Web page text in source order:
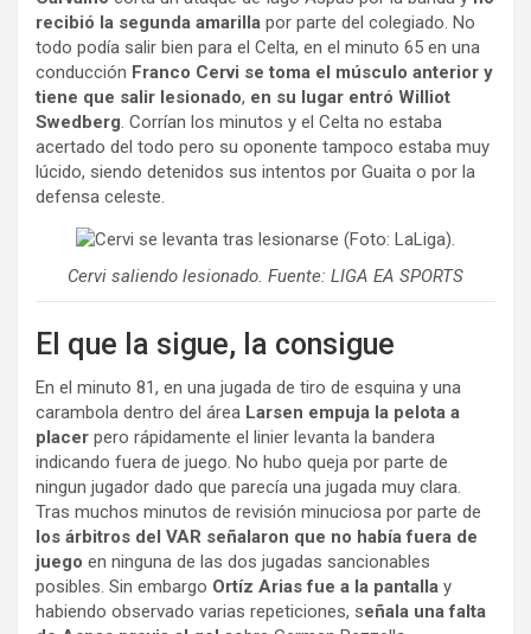
recibió la segunda amarilla por parte del colegiado. No
todo podía salir bien para el Celta, en el minuto 65 en una
conducción Franco Cervi se toma el músculo anterior y
tiene que salir lesionado, en su lugar entró Williot
Swedberg. Corrían los minutos y el Celta no estaba
acertado del todo pero su oponente tampoco estaba muy
lúcido, siendo detenidos sus intentos por Guaita o por la
defensa celeste.
Cervi saliendo lesionado. Fuente: LIGA EA SPORTS
El que la sigue, la consigue
En el minuto 81, en una jugada de tiro de esquina y una
carambola dentro del área Larsen empuja la pelota a
placer pero rápidamente el linier levanta la bandera
indicando fuera de juego. No hubo queja por parte de
ningun jugador dado que parecía una jugada muy clara.
Tras muchos minutos de revisión minuciosa por parte de
los árbitros del VAR señalaron que no había fuera de
juego en ninguna de las dos jugadas sancionables
posibles. Sin embargo Ortíz Arias fue a la pantalla y
habiendo observado varias repeticiones, señala una falta